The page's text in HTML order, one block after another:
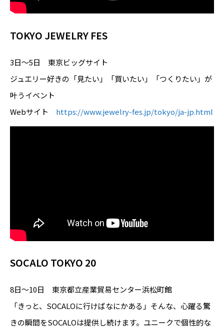
TOKYO JEWELRY FES
3日～5日 東京ビッグサイト
ジュエリー好きの「見たい」「買いたい」「つくりたい」が
叶うイベント
Webサイト https://www.jewelry-fes.jp/tokyo/ja-jp.html
SOCALO TOKYO 20
8日～10日 東京都立産業貿易センター浜松町館
「きっと、SOCALOに行けばなにかある」そんな、心躍る驚
きの瞬間をSOCALOは提供し続けます。ユニークで個性的な